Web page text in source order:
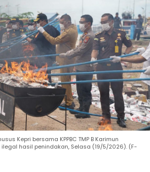
Kepri bersama KPPBC TMP B Karimun
hasil penindakan, Selasa (19/5/2026). (F-